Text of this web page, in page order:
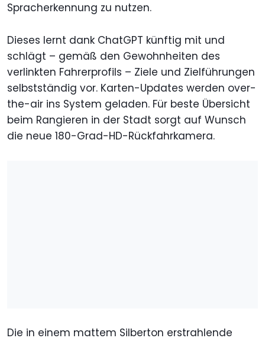
Spracherkennung zu nutzen.
Dieses lernt dank ChatGPT künftig mit und
schlägt – gemäß den Gewohnheiten des
verlinkten Fahrerprofils – Ziele und Zielführungen
selbstständig vor. Karten-Updates werden over-
the-air ins System geladen. Für beste Übersicht
beim Rangieren in der Stadt sorgt auf Wunsch
die neue 180-Grad-HD-Rückfahrkamera.
Die in einem mattem Silberton erstrahlende